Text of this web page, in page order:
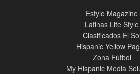
Estylo Magazine
Latinas Life Style
Clasificados El Sol
Hispanic Yellow
Zona Fútbol
My Hispanic Media